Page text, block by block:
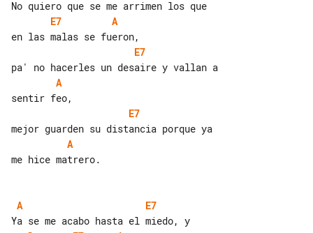
E7
A
E7
A
E7
A
me hice matrero.
A
E7